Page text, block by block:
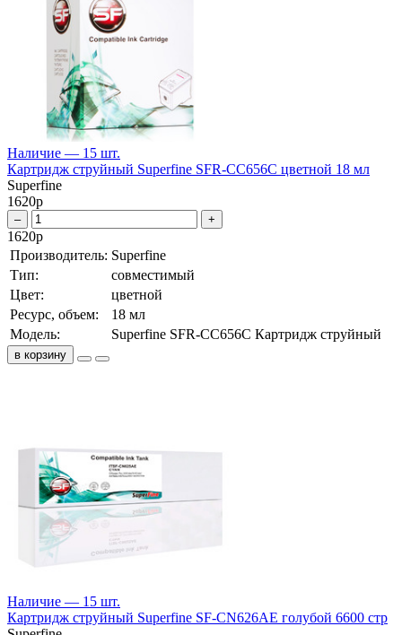
Наличие — 15 шт.
Картридж струйный Superfine SFR-CC656C цветной 18 мл
Superfine
1620р
– +
1620р
Производитель: Superfine
Тип:
совместимый
Цвет:
цветной
Ресурс, объем:
18 мл
Модель:
Superfine SFR-CC656C Картридж струйный
в корзину
Наличие — 15 шт.
Картридж струйный Superfine SF-CN626AE голубой 6600 стр